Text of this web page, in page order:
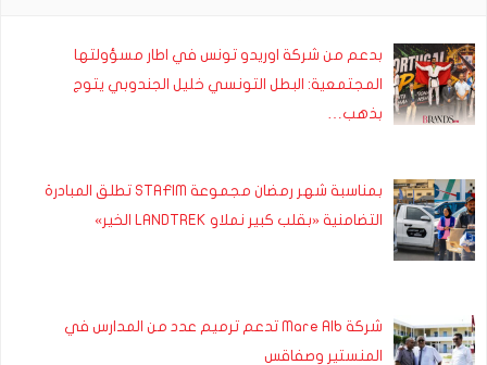
بدعم من شركة اوريدو تونس في اطار مسؤولتها
المجتمعية: البطل التونسي خليل الجندوبي يتوج
بذهب…
بمناسبة شهر رمضان مجموعة STAFIM تطلق المبادرة
التضامنية «بقلب كبير نملاو LANDTREK الخير»
شركة Mare Alb تدعم ترميم عدد من المدارس في
المنستير وصفاقس